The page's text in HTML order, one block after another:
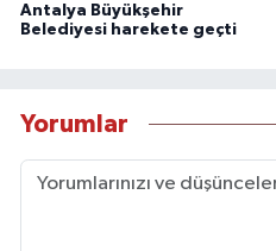
Antalya Büyükşehir
Belediyesi harekete geçti
Yorumlar